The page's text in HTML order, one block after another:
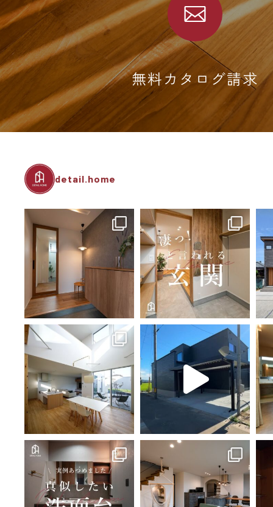
無料カタログ請求
detail.home